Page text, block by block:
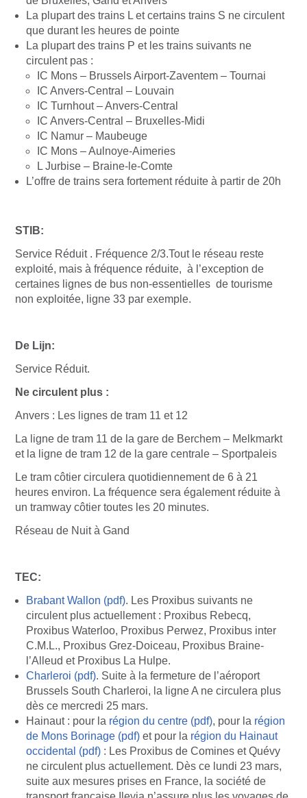
La plupart des trains L et certains trains S ne circulent
que durant les heures de pointe
La plupart des trains P et les trains suivants ne
circulent pas :
IC Mons – Brussels Airport-Zaventem – Tournai
IC Anvers-Central – Louvain
IC Turnhout – Anvers-Central
IC Anvers-Central – Bruxelles-Midi
IC Namur – Maubeuge
IC Mons – Aulnoye-Aimeries
L Jurbise – Braine-le-Comte
L’offre de trains sera fortement réduite à partir de 20h
STIB:
Service Réduit . Fréquence 2/3.Tout le réseau reste
exploité, mais à fréquence réduite, à l’exception de
certaines lignes de bus non-essentielles de tourisme
non exploitée, ligne 33 par exemple.
De Lijn:
Service Réduit.
Ne circulent plus :
Anvers : Les lignes de tram 11 et 12
La ligne de tram 11 de la gare de Berchem – Melkmarkt
et la ligne de tram 12 de la gare centrale – Sportpaleis
Le tram côtier circulera quotidiennement de 6 à 21
heures environ. La fréquence sera également réduite à
un tramway côtier toutes les 20 minutes.
Réseau de Nuit à Gand
TEC:
Brabant Wallon (pdf). Les Proxibus suivants ne
circulent plus actuellement : Proxibus Rebecq,
Proxibus Waterloo, Proxibus Perwez, Proxibus inter
C.M.L., Proxibus Grez-Doiceau, Proxibus Braine-
l’Alleud et Proxibus La Hulpe.
Charleroi (pdf). Suite à la fermeture de l’aéroport
Brussels South Charleroi, la ligne A ne circulera plus
dès ce mercredi 25 mars.
Hainaut : pour la région du centre (pdf), pour la région
de Mons Borinage (pdf) et pour la région du Hainaut
occidental (pdf) : Les Proxibus de Comines et Quévy
ne circulent plus actuellement. Dès ce lundi 23 mars,
suite aux mesures prises en France, la société de